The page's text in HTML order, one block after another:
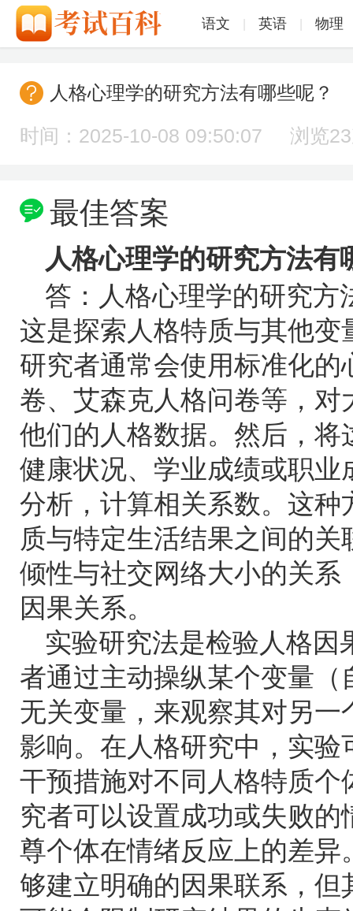
语文 英语 物理
人格心理学的研究方法有哪些呢？
时间：2025-10-08 09:50:07 浏览
最佳答案
人格心理学的研究方法有
答：人格心理学的研究方
这是探索人格特质与其他
研究者通常会使用标准化
卷、艾森克人格问卷等，
他们的人格数据。然后，
健康状况、学业成绩或职
分析，计算相关系数。这
质与特定生活结果之间的
倾性与社交网络大小的关
因果关系。
实验研究法是检验人格因
者通过主动操纵某个变量
无关变量，来观察其对另
影响。在人格研究中，实
干预措施对不同人格特质
究者可以设置成功或失败
尊个体在情绪反应上的差
够建立明确的因果联系，